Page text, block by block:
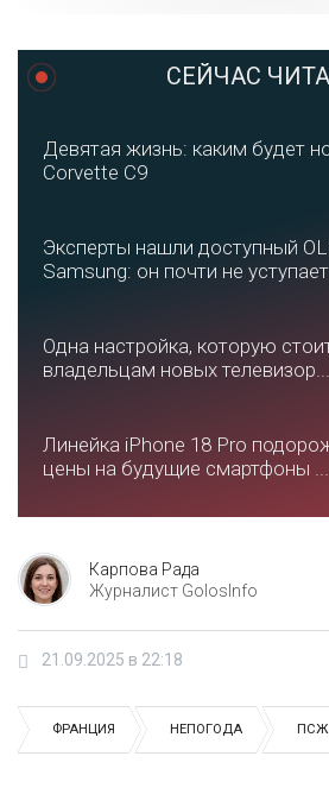
СЕЙЧАС
Девятая жизнь: каким будет
Corvette C9
Эксперты нашли доступный
Samsung: он почти не
Одна настройка, которую
владельцам новых телевизор...
Линейка iPhone 18 Pro
цены на будущие смартфоны ...
Карпова Рада
Журналист GolosInfo
21.09.2025 в 22:18
ФРАНЦИЯ НЕПОГОДА ПСЖ